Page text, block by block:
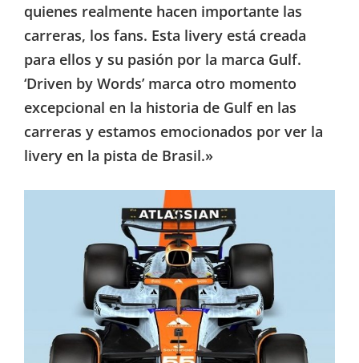
quienes realmente hacen importante las
carreras, los fans. Esta livery está creada
para ellos y su pasión por la marca Gulf.
‘Driven by Words’ marca otro momento
excepcional en la historia de Gulf en las
carreras y estamos emocionados por ver la
livery en la pista de Brasil.»